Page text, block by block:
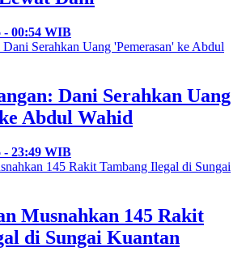
- 00:54 WIB
Dani Serahkan Uang
Abdul Wahid
- 23:49 WIB
Musnahkan 145 Rakit
di Sungai Kuantan